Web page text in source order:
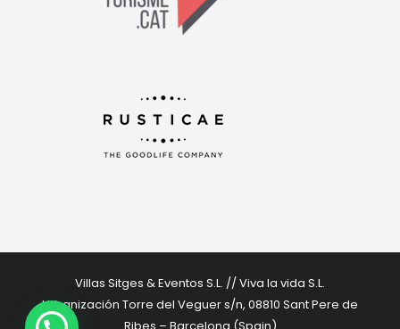
Villas Sitges & Eventos S.L. // Viva la vida S.L.
Urbanización Torre del Veguer s/n, 08810 Sant Pere de